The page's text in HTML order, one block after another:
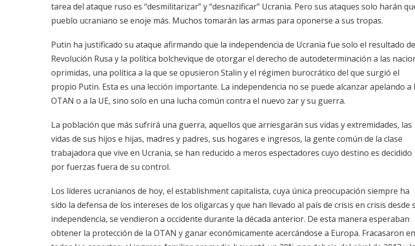
tarea del ataque ruso es “desmilitarizar” y “desnazificar” Ucrania. Pero sus ataques solo harán
pueblo ucraniano se enoje más. Muchos tomarán las armas para oponerse a sus tropas.
Putin ha justificado su ataque afirmando que la independencia de Ucrania fue solo el resultado
Revolución Rusa y la política bolchevique de otorgar el derecho de autodeterminación a las
oprimidas, una política a la que se opusieron Stalin y el régimen burocrático del que surgió el
propio Putin. Esta es una lección importante. La independencia no se puede alcanzar apelando a
OTAN o a la UE, sino solo en una lucha común contra el nuevo zar y su guerra.
La población que más sufrirá una guerra, aquellos que arriesgarán sus vidas y extremidades, las
vidas de sus hijos e hijas, madres y padres, sus hogares e ingresos, la gente común de la clase
trabajadora que vive en Ucrania, se han reducido a meros espectadores cuyo destino es decidido
por fuerzas fuera de su control.
Los líderes ucranianos de hoy, el establishment capitalista, cuya única preocupación siempre ha
sido la defensa de los intereses de los oligarcas y que han llevado al país de crisis en crisis desde
independencia, se vendieron a occidente durante la década anterior. De esta manera esperaban
obtener la protección de la OTAN y ganar económicamente acercándose a Europa. Fracasaron en